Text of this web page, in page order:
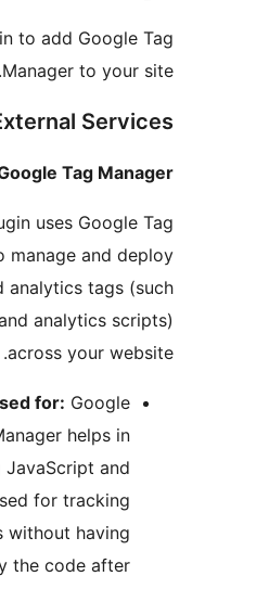
A simple plugin to add
Manager to
External
Google Tag
This plugin uses
Manager to manage and
marketing and analytics tags
as tracking and analytics
across your
What it is used for:
Tag Manager helps in
managing JavaScript and
HTML tags used for tracking
and analytics without having
to modify the code after